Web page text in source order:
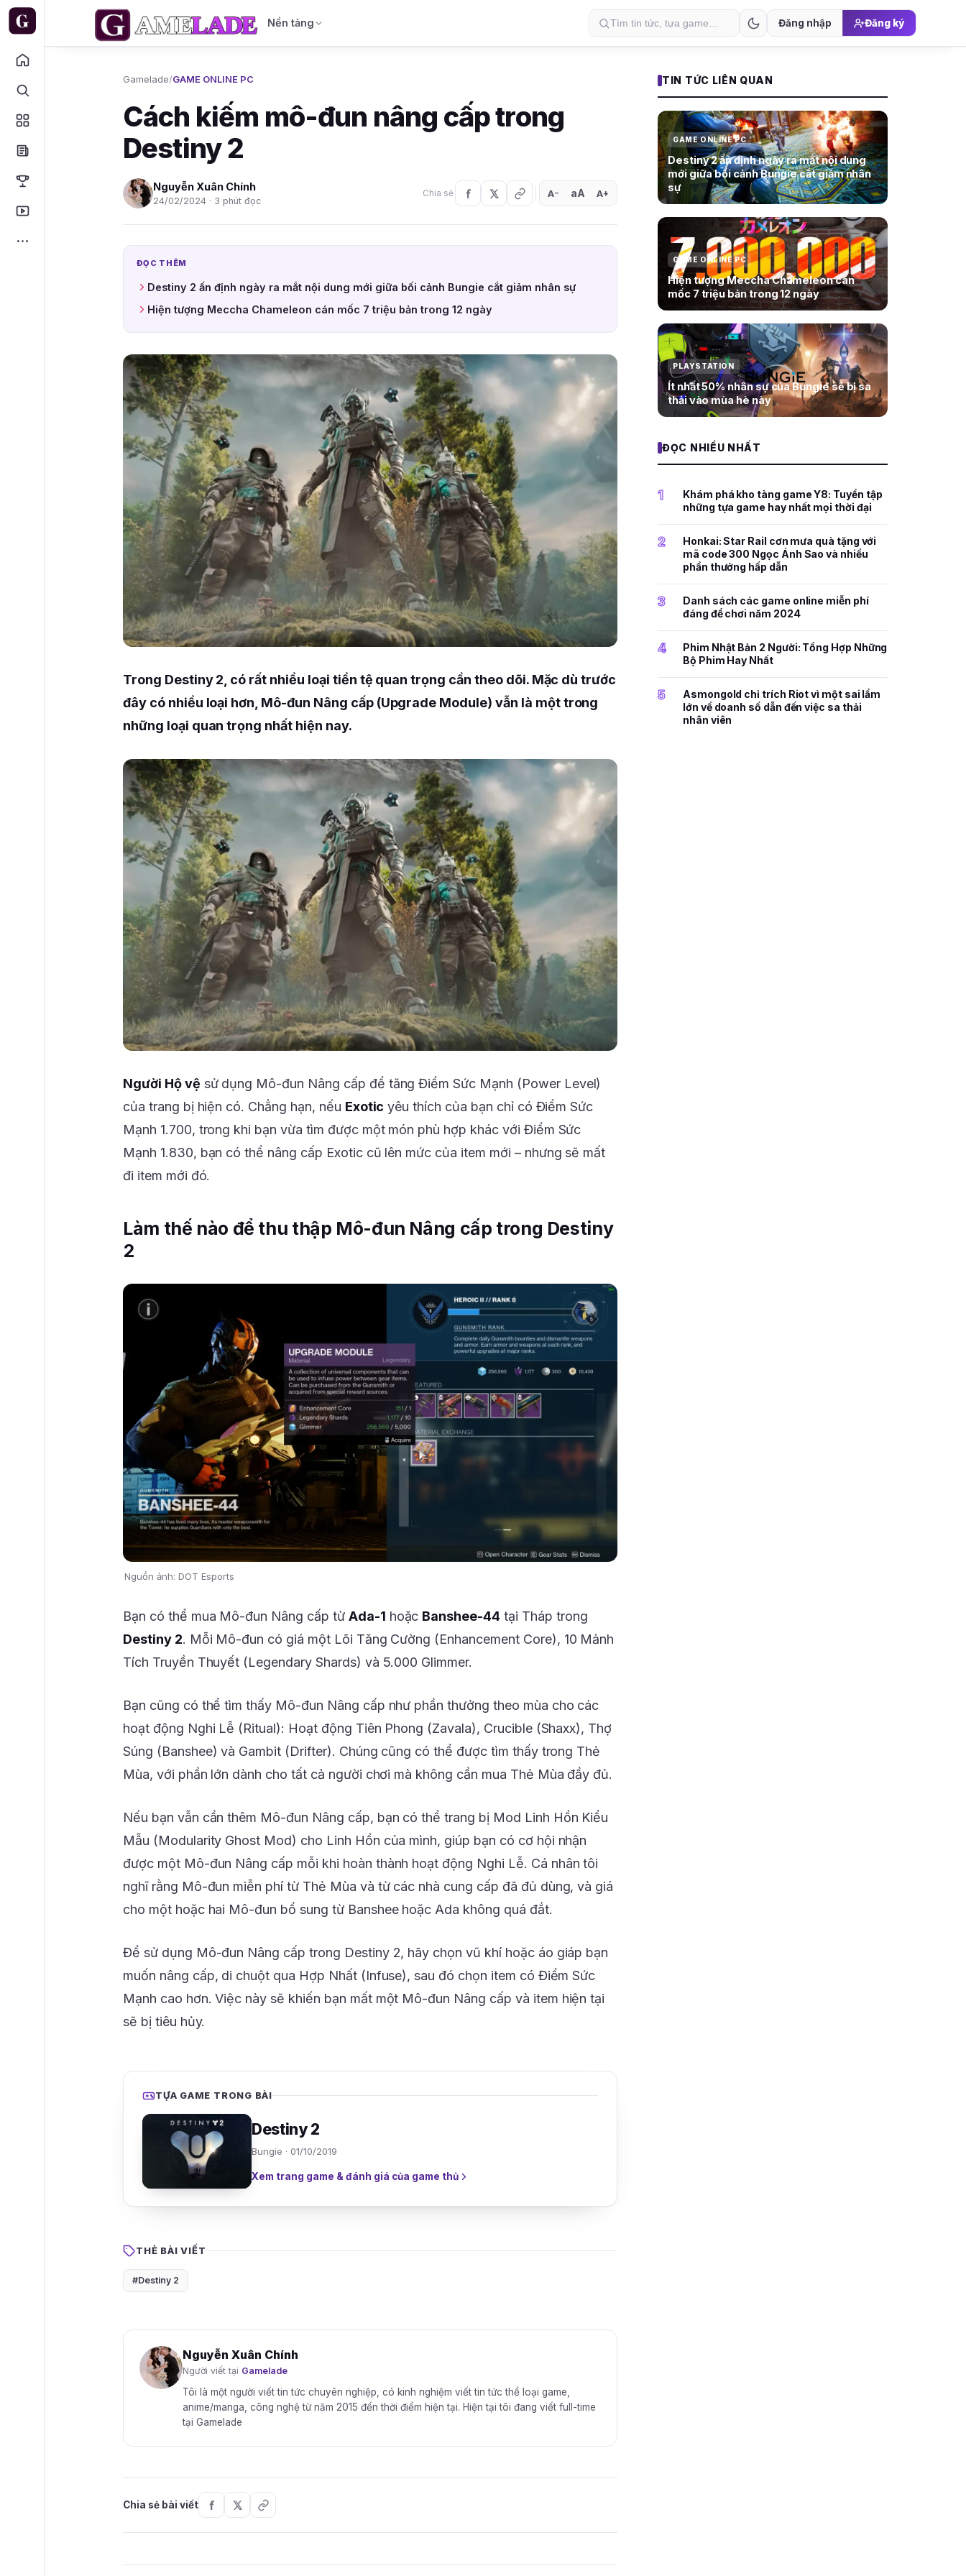
Nền tảng Đăng nhập Đăng ký
Gamelade/GAME ONLINE PC
Cách kiếm mô-đun nâng cấp trong
Destiny 2
Nguyễn Xuân Chính
24/02/2024 · 3 phút đọc
Chia sẻ A− aA A+
ĐỌC THÊM
Destiny 2 ấn định ngày ra mắt nội dung mới giữa bối cảnh Bungie cắt giảm nhân sự
Hiện tượng Meccha Chameleon cán mốc 7 triệu bản trong 12 ngày
Trong Destiny 2, có rất nhiều loại tiền tệ quan trọng cần theo dõi. Mặc dù trước
đây có nhiều loại hơn, Mô-đun Nâng cấp (Upgrade Module) vẫn là một trong
những loại quan trọng nhất hiện nay.
Người Hộ vệ sử dụng Mô-đun Nâng cấp để tăng Điểm Sức Mạnh (Power Level)
của trang bị hiện có. Chẳng hạn, nếu Exotic yêu thích của bạn chỉ có Điểm Sức
Mạnh 1.700, trong khi bạn vừa tìm được một món phù hợp khác với Điểm Sức
Mạnh 1.830, bạn có thể nâng cấp Exotic cũ lên mức của item mới – nhưng sẽ mất
đi item mới đó.
Làm thế nào để thu thập Mô-đun Nâng cấp trong Destiny
2
Nguồn ảnh: DOT Esports
Bạn có thể mua Mô-đun Nâng cấp từ Ada-1 hoặc Banshee-44 tại Tháp trong
Destiny 2. Mỗi Mô-đun có giá một Lõi Tăng Cường (Enhancement Core), 10 Mảnh
Tích Truyền Thuyết (Legendary Shards) và 5.000 Glimmer.
Bạn cũng có thể tìm thấy Mô-đun Nâng cấp như phần thưởng theo mùa cho các
hoạt động Nghi Lễ (Ritual): Hoạt động Tiên Phong (Zavala), Crucible (Shaxx), Thợ
Súng (Banshee) và Gambit (Drifter). Chúng cũng có thể được tìm thấy trong Thẻ
Mùa, với phần lớn dành cho tất cả người chơi mà không cần mua Thẻ Mùa đầy đủ.
Nếu bạn vẫn cần thêm Mô-đun Nâng cấp, bạn có thể trang bị Mod Linh Hồn Kiểu
Mẫu (Modularity Ghost Mod) cho Linh Hồn của mình, giúp bạn có cơ hội nhận
được một Mô-đun Nâng cấp mỗi khi hoàn thành hoạt động Nghi Lễ. Cá nhân tôi
nghĩ rằng Mô-đun miễn phí từ Thẻ Mùa và từ các nhà cung cấp đã đủ dùng, và giá
cho một hoặc hai Mô-đun bổ sung từ Banshee hoặc Ada không quá đắt.
Để sử dụng Mô-đun Nâng cấp trong Destiny 2, hãy chọn vũ khí hoặc áo giáp bạn
muốn nâng cấp, di chuột qua Hợp Nhất (Infuse), sau đó chọn item có Điểm Sức
Mạnh cao hơn. Việc này sẽ khiến bạn mất một Mô-đun Nâng cấp và item hiện tại
sẽ bị tiêu hủy.
TỰA GAME TRONG BÀI
Destiny 2
Bungie · 01/10/2019
Xem trang game & đánh giá của game thủ
THẺ BÀI VIẾT
#Destiny 2
Nguyễn Xuân Chính
Người viết tại Gamelade
Tôi là một người viết tin tức chuyên nghiệp, có kinh nghiệm viết tin tức thể loại game,
anime/manga, công nghệ từ năm 2015 đến thời điểm hiện tại. Hiện tại tôi đang viết full-time
tại Gamelade
Chia sẻ bài viết
TIN TỨC LIÊN QUAN
GAME ONLINE PC
Destiny 2 ấn định ngày ra mắt nội dung
mới giữa bối cảnh Bungie cắt giảm nhân
sự
GAME ONLINE PC
Hiện tượng Meccha Chameleon cán
mốc 7 triệu bản trong 12 ngày
PLAYSTATION
Ít nhất 50% nhân sự của Bungie sẽ bị sa
thải vào mùa hè này
ĐỌC NHIỀU NHẤT
1
Khám phá kho tàng game Y8: Tuyển tập
những tựa game hay nhất mọi thời đại
2
Honkai: Star Rail cơn mưa quà tặng với
mã code 300 Ngọc Ánh Sao và nhiều
phần thưởng hấp dẫn
3
Danh sách các game online miễn phí
đáng để chơi năm 2024
4
Phim Nhật Bản 2 Người: Tổng Hợp Những
Bộ Phim Hay Nhất
5
Asmongold chỉ trích Riot vì một sai lầm
lớn về doanh số dẫn đến việc sa thải
nhân viên